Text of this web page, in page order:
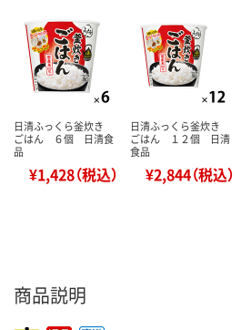
日清ふっくら釜炊き
ごはん ６個 日清食
品
¥1,428（税込）
日清ふっくら釜炊き
ごはん １２個 日清
食品
¥2,844（税込）
商品説明